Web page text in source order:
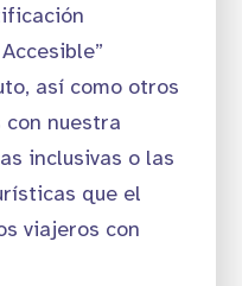
así como otros
nuestra
inclusivas o las
que el
viajeros con